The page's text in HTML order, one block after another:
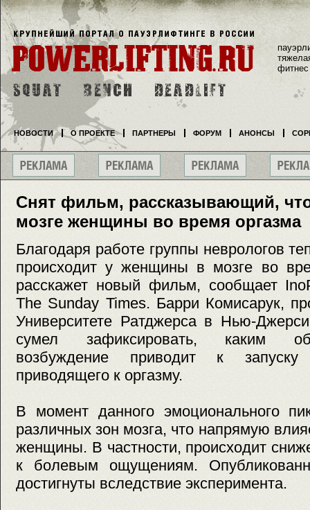
Снят фильм, рассказывающий,
мозге женщины во время оргазма
Благодаря работе группы неврологов
происходит у женщины в мозге во
расскажет новый фильм, сообщает
The Sunday Times. Барри Комисарук,
Университете Ратджерса в Нью-
сумел зафиксировать, каким
возбуждение приводит к
приводящего к оргазму.
В момент данного эмоционального
различных зон мозга, что напрямую
женщины. В частности, происходит
к болевым ощущениям.
достигнуты вследствие эксперимента.
фитнес
НОВОСТИ О ПРОЕКТЕ ПАРТНЕРЫ ФОРУМ АНОНСЫ